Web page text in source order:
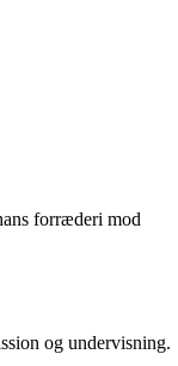
forræderi mod
og undervisning.